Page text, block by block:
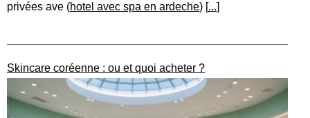
privées ave (hotel avec spa en ardeche) [...]
Skincare coréenne : ou et quoi acheter ?